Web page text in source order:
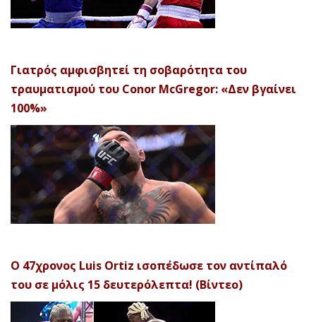
Γιατρός αμφισβητεί τη σοβαρότητα του
τραυματισμού του Conor McGregor: «Δεν βγαίνει
100%»
Ο 47χρονος Luis Ortiz ισοπέδωσε τον αντίπαλό
του σε μόλις 15 δευτερόλεπτα! (Βίντεο)